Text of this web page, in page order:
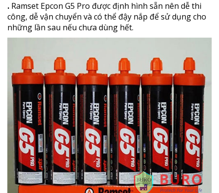
. Ramset Epcon G5 Pro được định hình sẵn nên dễ thi
công, dễ vận chuyển và có thể đậy nắp để sử dụng cho
những lần sau nếu chưa dùng hết.